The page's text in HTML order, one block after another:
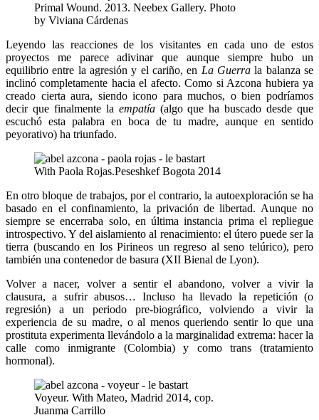
Primal Wound. 2013. Neebex Gallery. Photo
by Viviana Cárdenas
Leyendo las reacciones de los visitantes en cada uno de estos
proyectos me parece adivinar que aunque siempre hubo un
equilibrio entre la agresión y el cariño, en La Guerra la balanza se
inclinó completamente hacia el afecto. Como si Azcona hubiera ya
creado cierta aura, siendo icono para muchos, o bien podríamos
decir que finalmente la empatía(algo que ha buscado desde que
escuchó esta palabra en boca de tu madre, aunque en sentido
peyorativo) ha triunfado.
With Paola Rojas.Peseshkef Bogota 2014
En otro bloque de trabajos, por el contrario, la autoexploración se ha
basado en el confinamiento, la privación de libertad. Aunque no
siempre se encerraba solo, en última instancia prima el repliegue
introspectivo. Y del aislamiento al renacimiento: el útero puede ser la
tierra (buscando en los Pirineos un regreso al seno telúrico), pero
también una contenedor de basura (XII Bienal de Lyon).
Volver a nacer, volver a sentir el abandono, volver a vivir la
clausura, a sufrir abusos… Incluso ha llevado la repetición (o
regresión) a un periodo pre-biográfico, volviendo a vivir la
experiencia de su madre, o al menos queriendo sentir lo que una
prostituta experimenta llevándolo a la marginalidad extrema: hacer la
calle como inmigrante (Colombia) y como trans (tratamiento
hormonal).
Voyeur. With Mateo, Madrid 2014, cop.
Juanma Carrillo